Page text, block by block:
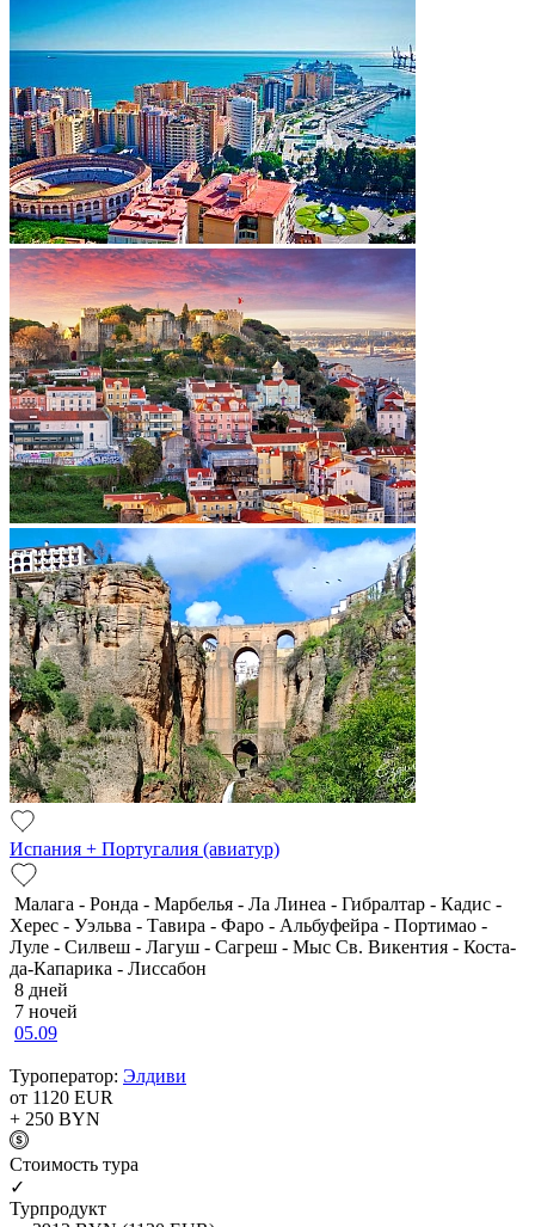
Испания + Португалия (авиатур)
Малага - Ронда - Марбелья - Ла Линеа - Гибралтар - Кадис -
Херес - Уэльва - Тавира - Фаро - Альбуфейра - Портимао -
Луле - Силвеш - Лагуш - Сагреш - Мыс Св. Викентия - Коста-
да-Капарика - Лиссабон
8 дней
7 ночей
05.09
Туроператор: Элдиви
от 1120 EUR
+ 250 BYN
Cтоимость тура
✓
Турпродукт